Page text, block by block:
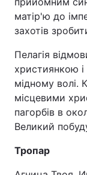
матір'ю до
захотів
Пелагія
християнкою
мідному волі.
місцевими
пагорбів в
Великий
Тропар